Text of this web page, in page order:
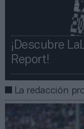
¡Descubre
Report!​​
La redacción